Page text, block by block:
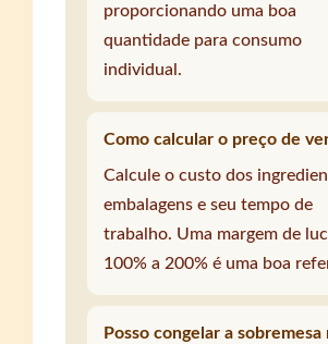
proporcionando uma boa
quantidade para consumo
individual.
Como calcular o preço de
Calcule o custo dos
embalagens e seu tempo de
trabalho. Uma margem de
100% a 200% é uma boa
Posso congelar a sobremesa